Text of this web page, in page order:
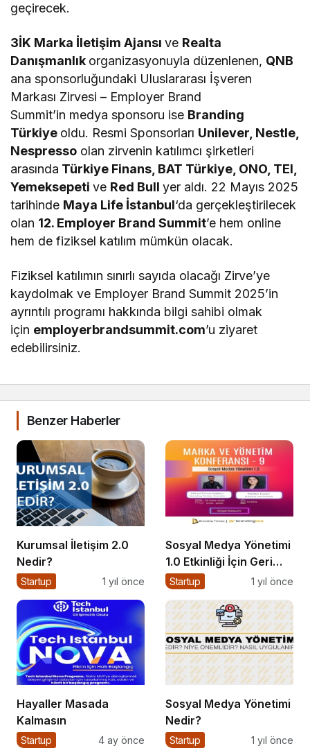
geçirecek.
3İK Marka İletişim Ajansıve Realta
Danışmanlık organizasyonuyla düzenlenen, QNB
ana sponsorluğundaki Uluslararası İşveren
Markası Zirvesi – Employer Brand
Summit’in medya sponsoru ise Branding
Türkiye oldu. Resmi Sponsorları Unilever, Nestle,
Nespresso olan zirvenin katılımcı şirketleri
arasında Türkiye Finans, BAT Türkiye, ONO, TEI,
Yemeksepetive Red Bullyer aldı. 22 Mayıs 2025
tarihinde Maya Life İstanbul‘da gerçekleştirilecek
olan 12. Employer Brand Summit’e hem online
hem de fiziksel katılım mümkün olacak.
Fiziksel katılımın sınırlı sayıda olacağı Zirve’ye
kaydolmak ve Employer Brand Summit 2025’in
ayrıntılı programı hakkında bilgi sahibi olmak
için employerbrandsummit.com’u ziyaret
edebilirsiniz.
Benzer Haberler
Kurumsal İletişim 2.0
Nedir?
Startup 1 yıl önce
Sosyal Medya Yönetimi
1.0 Etkinliği İçin Geri
Sayım!
Startup 1 yıl önce
Hayaller Masada
Kalmasın
Startup 4 ay önce
Sosyal Medya Yönetimi
Nedir?
Startup 1 yıl önce